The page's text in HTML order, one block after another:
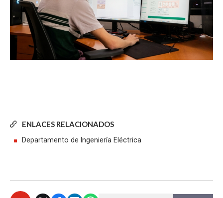
ENLACES RELACIONADOS
Departamento de Ingeniería Eléctrica